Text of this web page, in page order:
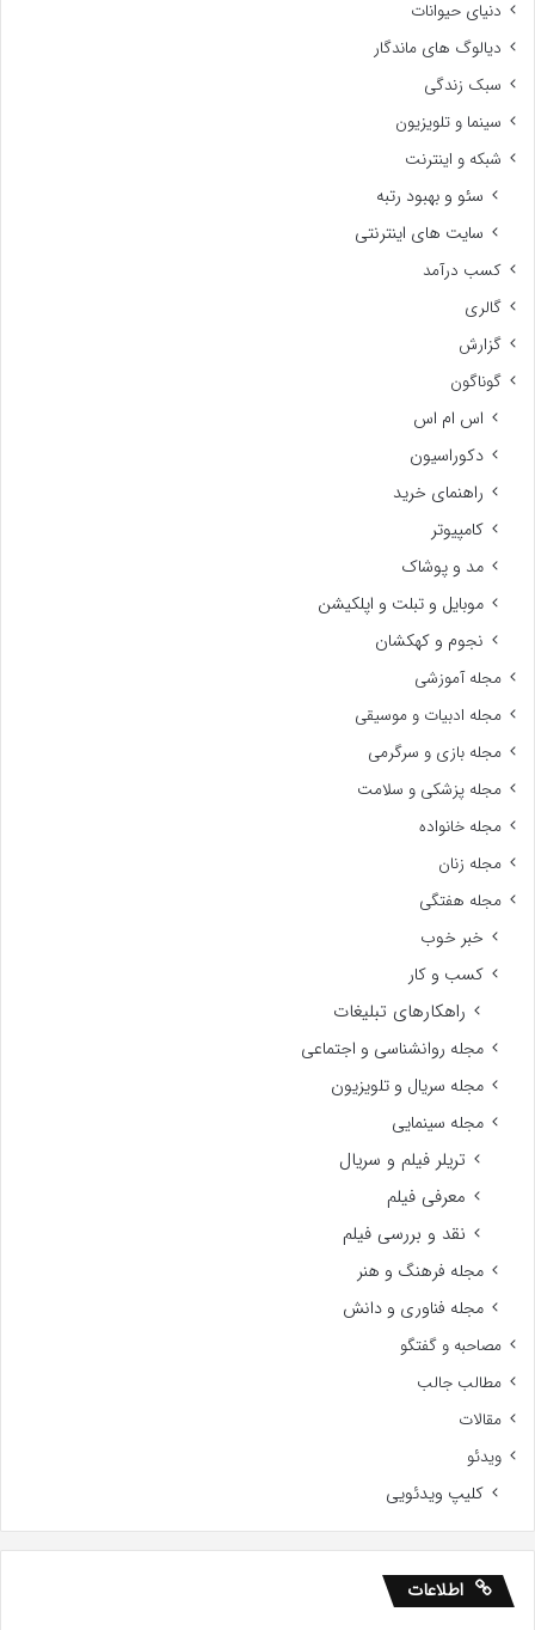
دنیای حیوانات
دیالوگ های ماندگار
سبک زندگی
سینما و تلویزیون
شبکه و اینترنت
سئو و بهبود رتبه
سایت های اینترنتی
کسب درآمد
گالری
گزارش
گوناگون
اس ام اس
دکوراسیون
راهنمای خرید
کامپیوتر
مد و پوشاک
موبایل و تبلت و اپلکیشن
نجوم و کهکشان
مجله آموزشی
مجله ادبیات و موسیقی
مجله بازی و سرگرمی
مجله پزشکی و سلامت
مجله خانواده
مجله زنان
مجله هفتگی
خبر خوب
کسب و کار
راهکارهای تبلیغات
مجله روانشناسی و اجتماعی
مجله سریال و تلویزیون
مجله سینمایی
تریلر فیلم و سریال
معرفی فیلم
نقد و بررسی فیلم
مجله فرهنگ و هنر
مجله فناوری و دانش
مصاحبه و گفتگو
مطالب جالب
مقالات
ویدئو
کلیپ ویدئویی
اطلاعات